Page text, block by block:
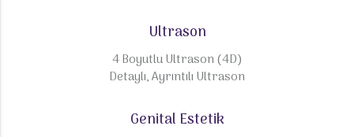
Ultrason
4 Boyutlu Ultrason (4D)
Detaylı, Ayrıntılı Ultrason
Genital Estetik